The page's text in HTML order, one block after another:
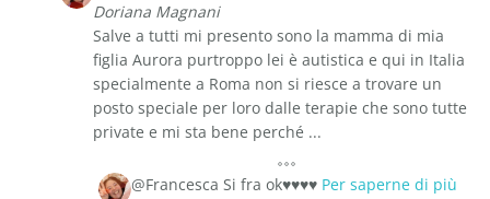
Doriana Magnani
Salve a tutti mi presento sono la mamma di mia
figlia Aurora purtroppo lei è autistica e qui in Italia
specialmente a Roma non si riesce a trovare un
posto speciale per loro dalle terapie che sono tutte
private e mi sta bene perché ...
@Francesca Si fra ok♥️♥️♥️♥️ Per saperne di più